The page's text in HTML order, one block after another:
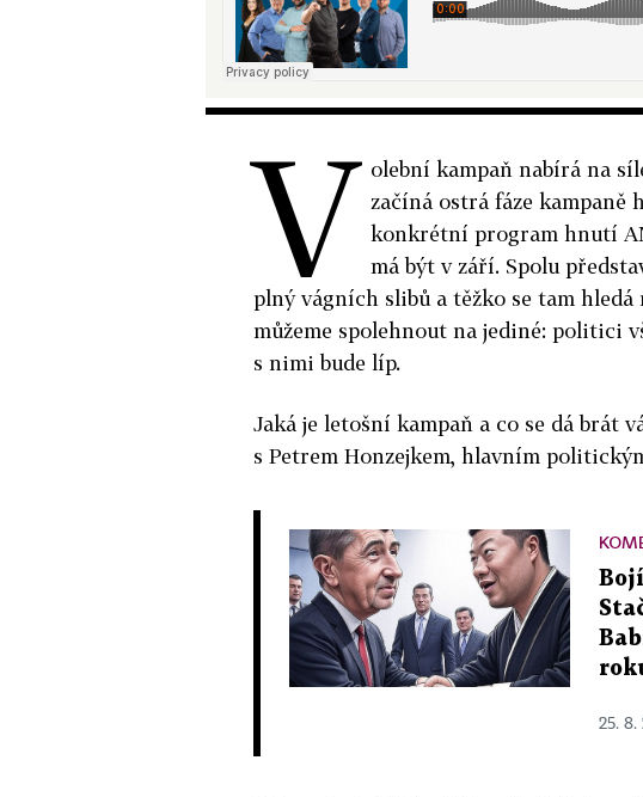
V olební kampaň nabírá na
začíná ostrá fáze kampaně
konkrétní program hnutí
má být v září. Spolu
plný vágních slibů a těžko se tam hledá
můžeme spolehnout na jediné: politici
s nimi bude líp.
Jaká je letošní kampaň a co se dá brát
s Petrem Honzejkem, hlavním
25. 8.